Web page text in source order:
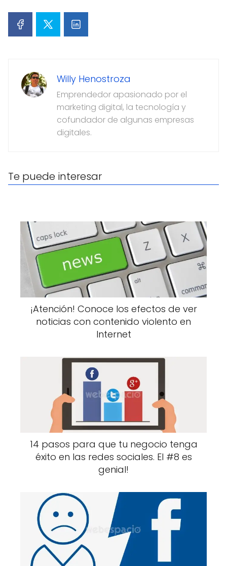
Willy Henostroza
Emprendedor apasionado por el
marketing digital, la tecnología y
cofundador de algunas empresas
digitales.
Te puede interesar
¡Atención! Conoce los efectos de ver
noticias con contenido violento en
Internet
14 pasos para que tu negocio tenga
éxito en las redes sociales. El #8 es
genial!